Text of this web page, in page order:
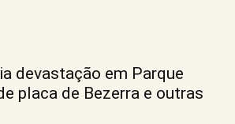
devastação em Parque
placa de Bezerra e outras